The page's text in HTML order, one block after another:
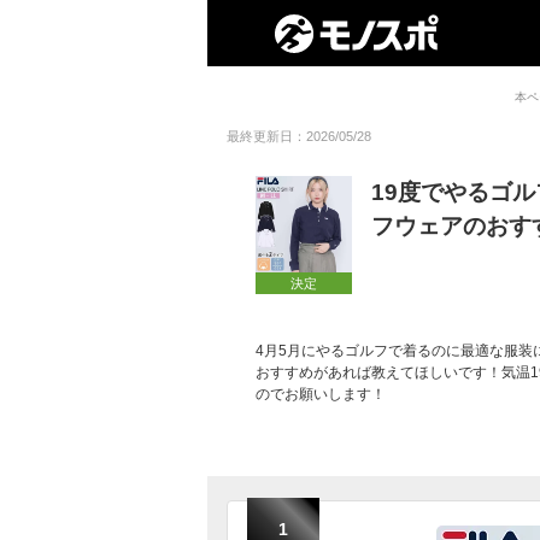
本
最終更新日：2026/05/28
決定
19度でやるゴ
フウェアのお
4月5月にやるゴルフで着るのに最適な服
おすすめがあれば教えてほしいです！気
のでお願いします！
1